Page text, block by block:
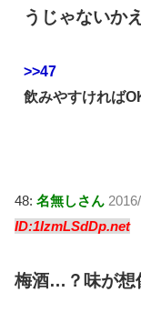
うじゃないか
>>47
飲みやすければ
48: 名無しさん
ID:1IzmLSdDp.net
梅酒…？味が想